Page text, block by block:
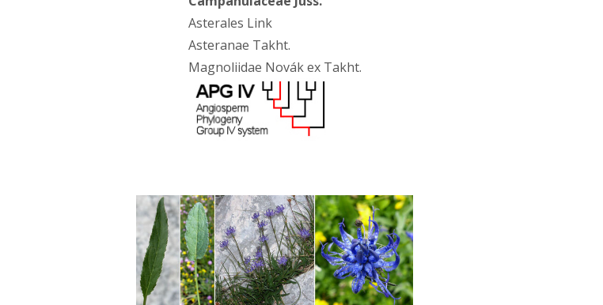
Asterales Link
Asteranae Takht.
Magnoliidae Novák ex Takht.